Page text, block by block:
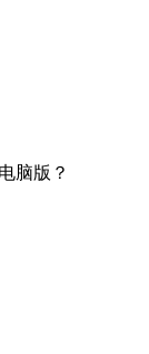
脑版？